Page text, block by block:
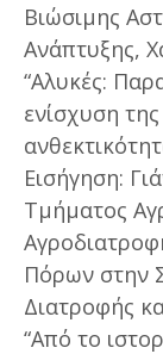
Βιώσιμης
Ανάπτυξης,
“Αλυκές:
ενίσχυση
Εισήγηση:
Τμήματος
Πόρων στην
Διατροφής
“Από το